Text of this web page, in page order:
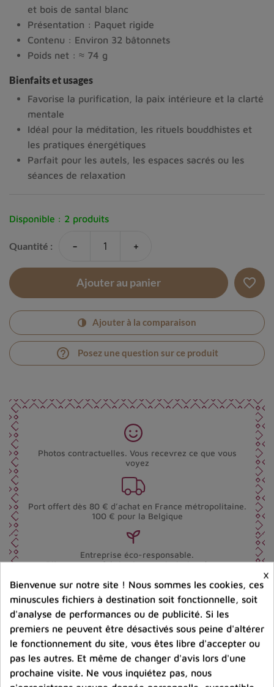
et bois de santal blanc
Présentation : Paquet rigide
Contenu : Environ 32 bâtonnets
Poids net : ≈ 74 g
Bienfaits et usages
Favorise la purification, la paix intérieure et la clarté
mentale
Idéal pour la méditation, les rituels bouddhistes et
les pratiques énergétiques
Parfait pour les autels, les espaces sacrés ou les
séances de relaxation
Disponible : 2 produits
Quantité : - +
Ajouter au panier favorite_border
Ajouter à la comparaison
help_outline Posez une question sur ce produit
Photos contractuelles. Vous recevrez ce que vous
voyez
Port offert dès 80 € d’achat en France métropolitaine.
100 € pour la Belgique
Entreprise éco-responsable.
Bijoux argent fabriqués sans émission de gaz
Partager :
Détails du produit Avis clients
×
Bienvenue sur notre site ! Nous sommes les cookies, ces
minuscules fichiers à destination soit fonctionnelle, soit
d'analyse de performances ou de publicité. Si les
premiers ne peuvent être désactivés sous peine d'altérer
le fonctionnement du site, vous êtes libre d'accepter ou
pas les autres. Et même de changer d'avis lors d'une
prochaine visite. Ne vous inquiétez pas, nous